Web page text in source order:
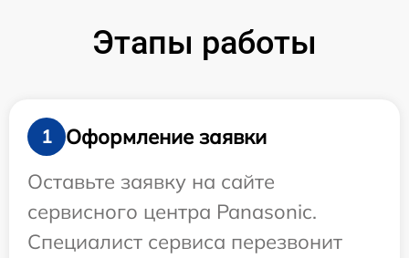
Этапы работы
1
Оформление заявки
Оставьте заявку на сайте
сервисного центра Panasonic.
Специалист сервиса перезвонит